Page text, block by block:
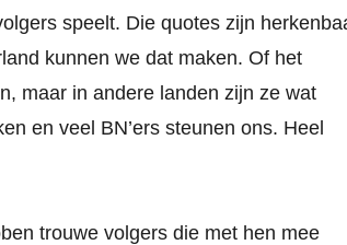
speelt. Die quotes zijn
kunnen we dat maken. Of het
maar in andere landen zijn ze wat
en veel BN’ers steunen ons. Heel
trouwe volgers die met hen mee